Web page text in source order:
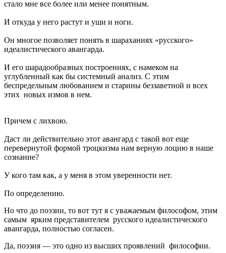
стало мне все более или менее понятным.
И откуда у него растут и уши и ноги.
Он многое позволяет понять в шараханиях «русского»
идеалистического авангарда.
И его шарадообразных построениях, с намеком на
углубленный как бы системный анализ. С этим
беспредельным любованием и старины беззаветной и всех
этих новых измов в нем.
Причем с лихвою.
Даст ли действительно этот авангард с такой вот еще
перевернутой формой троцкизма нам верную лоцию в наше
сознание?
У кого там как, а у меня в этом уверенности нет.
По определению.
Но что до поэзии, то вот тут я с уважаемым философом, этим
самым ярким представителем русского идеалистического
авангарда, полностью согласен.
Да, поэзия — это одно из высших проявлений философии.